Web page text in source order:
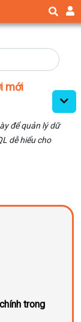
mới
để quản lý dữ
dễ hiểu cho
trong